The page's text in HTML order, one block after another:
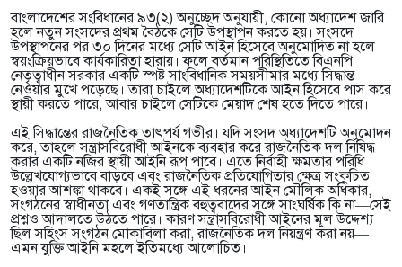
বাংলাদেশের সংবিধানের ৯৩(২) অনুচ্ছেদ অনুযায়ী, কোনো অধ্যাদেশ জারি
হলে নতুন সংসদের প্রথম বৈঠকে সেটি উপস্থাপন করতে হয়। সংসদে
উপস্থাপনের পর ৩০ দিনের মধ্যে সেটি আইন হিসেবে অনুমোদিত না হলে
স্বয়ংক্রিয়ভাবে কার্যকারিতা হারায়। ফলে বর্তমান পরিস্থিতিতে বিএনপি
নেতৃত্বাধীন সরকার একটি স্পষ্ট সাংবিধানিক সময়সীমার মধ্যে সিদ্ধান্ত
নেওয়ার মুখে পড়েছে। তারা চাইলে অধ্যাদেশটিকে আইন হিসেবে পাস করে
স্থায়ী করতে পারে, আবার চাইলে সেটিকে মেয়াদ শেষ হতে দিতে পারে।
এই সিদ্ধান্তের রাজনৈতিক তাৎপর্য গভীর। যদি সংসদ অধ্যাদেশটি অনুমোদন
করে, তাহলে সন্ত্রাসবিরোধী আইনকে ব্যবহার করে রাজনৈতিক দল নিষিদ্ধ
করার একটি নজির স্থায়ী আইনি রূপ পাবে। এতে নির্বাহী ক্ষমতার পরিধি
উল্লেখযোগ্যভাবে বাড়বে এবং রাজনৈতিক প্রতিযোগিতার ক্ষেত্র সংকুচিত
হওয়ার আশঙ্কা থাকবে। একই সঙ্গে এই ধরনের আইন মৌলিক অধিকার,
সংগঠনের স্বাধীনতা এবং গণতান্ত্রিক বহুত্ববাদের সঙ্গে সাংঘর্ষিক কি না—সেই
প্রশ্নও আদালতে উঠতে পারে। কারণ সন্ত্রাসবিরোধী আইনের মূল উদ্দেশ্য
ছিল সহিংস সংগঠন মোকাবিলা করা, রাজনৈতিক দল নিয়ন্ত্রণ করা নয়—
এমন যুক্তি আইনি মহলে ইতিমধ্যে আলোচিত।